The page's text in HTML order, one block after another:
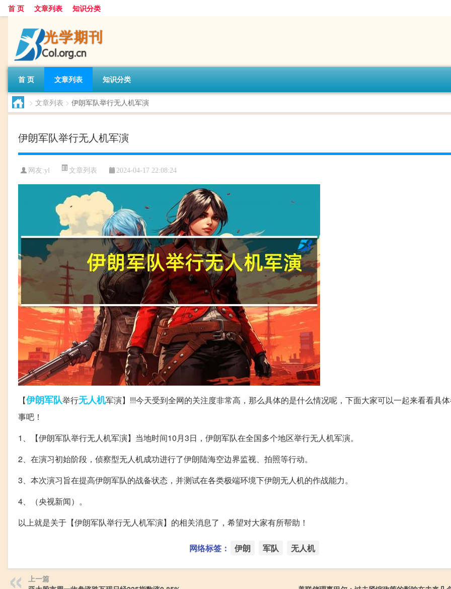
首 页 文章列表 知识分类
首 页 文章列表 知识分类
> 文章列表 > 伊朗军队举行无人机军演
伊朗军队举行无人机军演
网友:yl 文章列表 2024-04-17 22:08:24
【伊朗军队举行无人机军演】!!!今天受到全网的关注度非常高，那么具体的是什么情况呢，下面大家可以一起来看看具
事吧！
1、【伊朗军队举行无人机军演】当地时间10月3日，伊朗军队在全国多个地区举行无人机军演。
2、在演习初始阶段，侦察型无人机成功进行了伊朗陆海空边界监视、拍照等行动。
3、本次演习旨在提高伊朗军队的战备状态，并测试在各类极端环境下伊朗无人机的作战能力。
4、（央视新闻）。
以上就是关于【伊朗军队举行无人机军演】的相关消息了，希望对大家有所帮助！
网络标签： 伊朗 军队 无人机
上一篇